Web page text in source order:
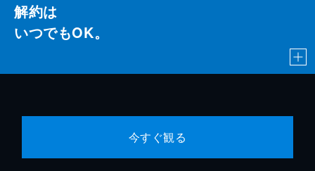
解約は
いつでもOK。
今すぐ観る